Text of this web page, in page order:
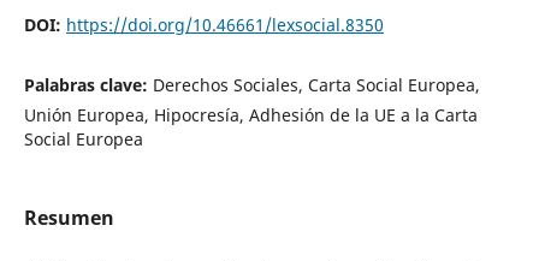
DOI: https://doi.org/10.46661/lexsocial.8350
Palabras clave: Derechos Sociales, Carta Social Europea,
Unión Europea, Hipocresía, Adhesión de la UE a la Carta
Social Europea
Resumen